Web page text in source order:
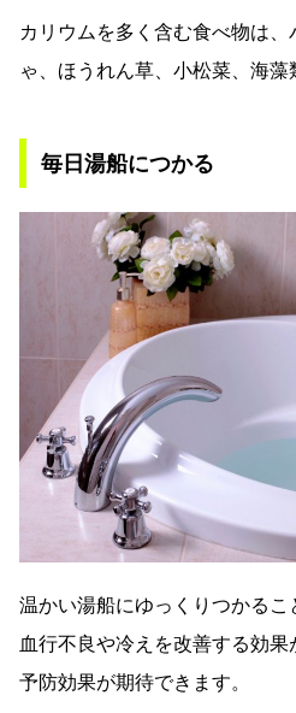
カリウムを多く含む食べ物は
ゃ、ほうれん草、小松菜、海藻
毎日湯船につかる
温かい湯船にゆっくりつかる
血行不良や冷えを改善する効果
予防効果が期待できます。